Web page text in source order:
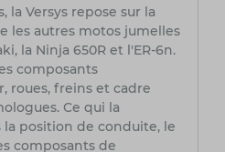
la Versys repose sur la
les autres motos jumelles
la Ninja 650R et l'ER-6n.
composants
roues, freins et cadre
Ce qui la
position de conduite, le
composants de